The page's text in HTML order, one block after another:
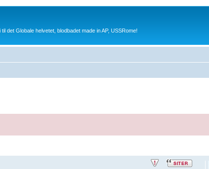
det Globale helvetet, blodbadet made in AP, USSRome!